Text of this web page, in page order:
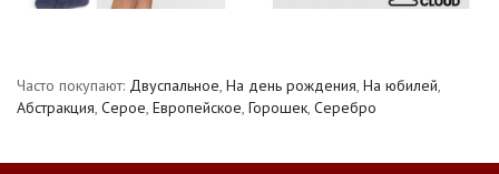
Часто покупают: Двуспальное, На день рождения, На юбилей,
Абстракция, Серое, Европейское, Горошек, Серебро